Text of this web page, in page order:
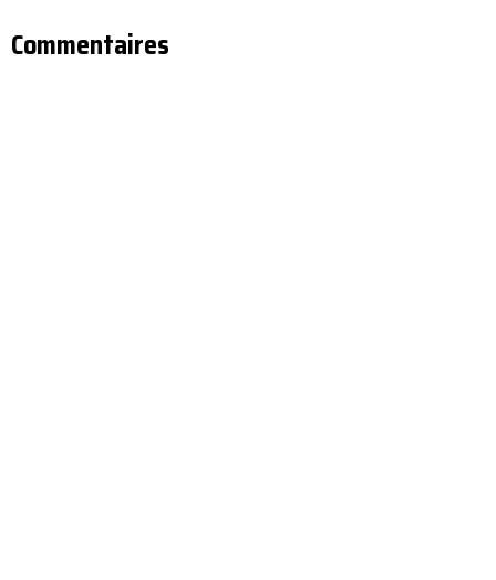
Commentaires